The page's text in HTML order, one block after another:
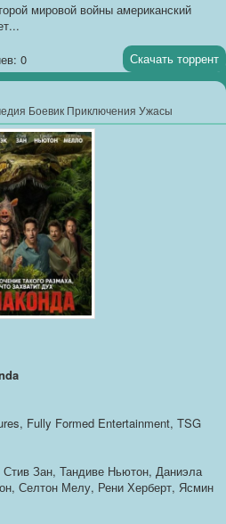
мировой войны американский
0 Скачать торрент
Боевик Приключения Ужасы
Fully Formed Entertainment, TSG
Зан, Тандиве Ньютон, Даниэла
Селтон Мелу, Рени Херберт, Ясмин